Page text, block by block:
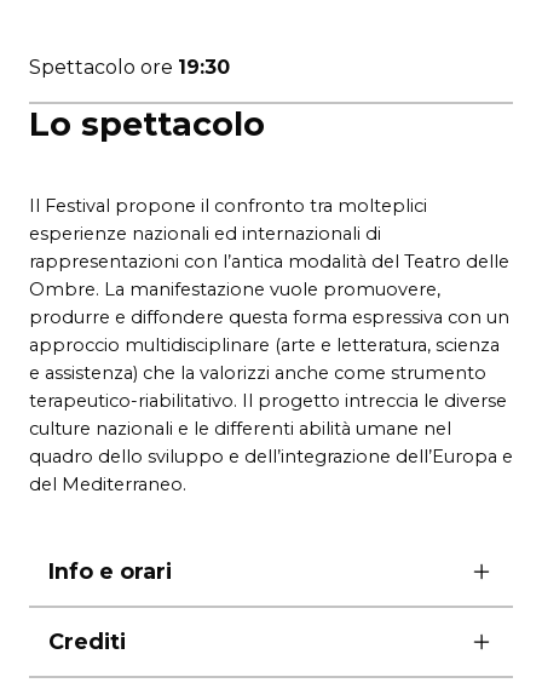
Lo spettacolo
Il Festival propone il confronto tra molteplici
esperienze nazionali ed internazionali di
rappresentazioni con l’antica modalità del Teatro delle
Ombre. La manifestazione vuole promuovere,
produrre e diffondere questa forma espressiva con un
approccio multidisciplinare (arte e letteratura, scienza
e assistenza) che la valorizzi anche come strumento
terapeutico-riabilitativo. Il progetto intreccia le diverse
culture nazionali e le differenti abilità umane nel
quadro dello sviluppo e dell’integrazione dell’Europa e
del Mediterraneo.
Info e orari
ore 19.30
Crediti
Spettacolo ore 19:30